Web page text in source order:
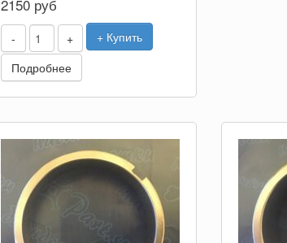
2150 руб
- +
+ Купить
Подробнее